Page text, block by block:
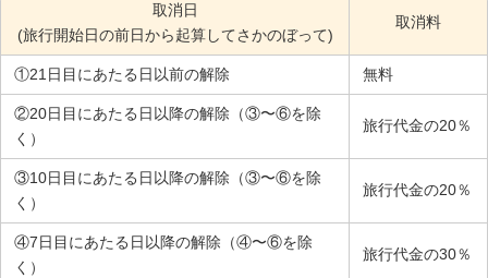
取消日
(旅行開始日の前日から起算してさかのぼって)
取消料
①21日目にあたる日以前の解除 無料
②20日目にあたる日以降の解除（③〜⑥を除
く）
旅行代金の20％
③10日目にあたる日以降の解除（③〜⑥を除
く）
旅行代金の20％
④7日目にあたる日以降の解除（④〜⑥を除
く）
旅行代金の30％